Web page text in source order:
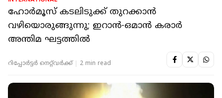
ഹോർമൂസ് കടലിടുക്ക് തുറക്കാൻ
വഴിയൊരുങ്ങുന്നു; ഇറാൻ-ഒമാൻ കരാർ
അന്തിമ ഘട്ടത്തിൽ
റിപ്പോർട്ടർ നെറ്റ്‌വര്‍ക്ക്‌ 2 min read